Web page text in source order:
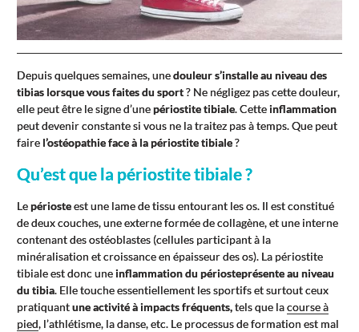
Depuis quelques semaines, unedouleur s’installe au niveau des
tibias lorsque vous faites du sport? Ne négligez pas cette douleur,
elle peut être le signe d’unepériostite tibiale. Cetteinflammation
peut devenir constante si vous ne la traitez pas à temps. Que peut
faire l’ostéopathie face à la périostite tibiale?
Qu’est que la périostite tibiale ?
Lepériosteest une lame de tissu entourant les os. Il est constitué
de deux couches, une externe formée de collagène, et une interne
contenant des ostéoblastes (cellules participant à la
minéralisation et croissance en épaisseur des os). La périostite
tibiale est donc uneinflammation du périosteprésente au niveau
du tibia. Elle touche essentiellement les sportifs et surtout ceux
pratiquantune activité à impacts fréquents,tels que lacourse à
pied, l’athlétisme, la danse, etc. Le processus de formation est mal